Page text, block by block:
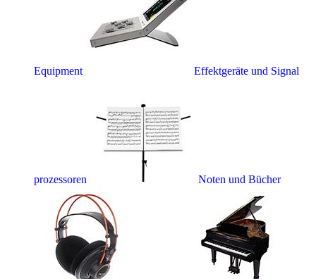
Equipment Effektgeräte und Signal
prozessoren Noten und Bücher